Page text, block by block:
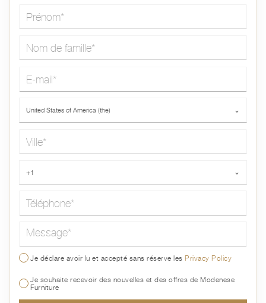
United States of America (the) ⌄
+1 ⌄
Message*
Je déclare avoir lu et accepté sans réserve lesPrivacy Policy
Je souhaite recevoir des nouvelles et des offres de Modenese
Furniture